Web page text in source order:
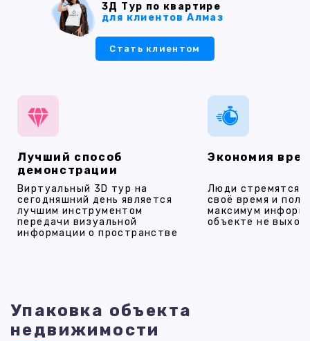
3Д Тур по квартире
для клиентов Алмаз
Стать клиентом
Лучший способ
демонстрации
Виртуальный 3D тур на
сегодняшний день является
лучшим инструментом
передачи визуальной
информации о пространстве
Экономия
Люди стремятся
своё время и
максимум
объекте не
Упаковка объекта
недвижимости